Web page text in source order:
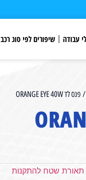
עבודה שיפורים לפי סוג רכב
/ פנס לד ORANGE EYE 40W
תאורת שטח להתקנות